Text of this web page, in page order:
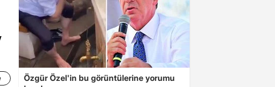
Özgür Özel'in bu görüntülerine yorumu